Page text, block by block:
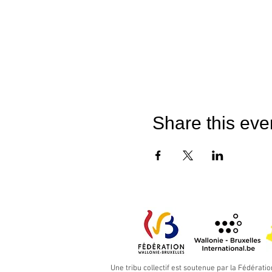
Share this
Une tribu collectif est soutenue par la